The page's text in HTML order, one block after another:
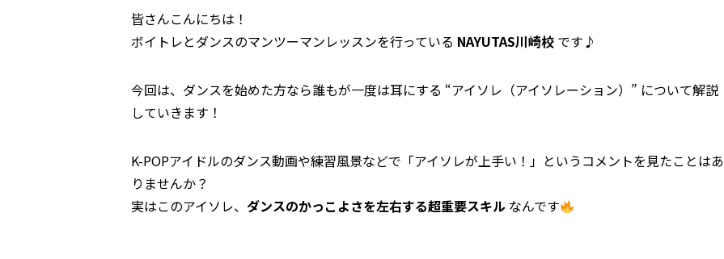
皆さんこんにちは！
ボイトレとダンスのマンツーマンレッスンを行っている NAYUTAS川崎校 です♪
今回は、ダンスを始めた方なら誰もが一度は耳にする “アイソレ（アイソレーション）” について解説
していきます！
K-POPアイドルのダンス動画や練習風景などで「アイソレが上手い！」というコメントを見たことはあ
りませんか？
実はこのアイソレ、 ダンスのかっこよさを左右する超重要スキル なんです